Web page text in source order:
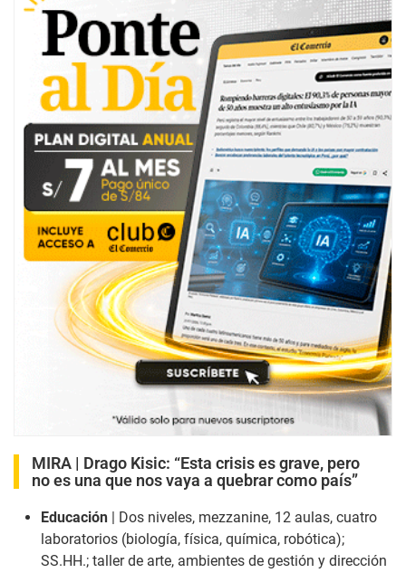
MIRA | Drago Kisic: “Esta crisis es grave, pero
no es una que nos vaya a quebrar como país”
Educación
| Dos niveles, mezzanine, 12 aulas, cuatro
laboratorios (biología, física, química, robótica);
SS.HH.; taller de arte, ambientes de gestión y dirección